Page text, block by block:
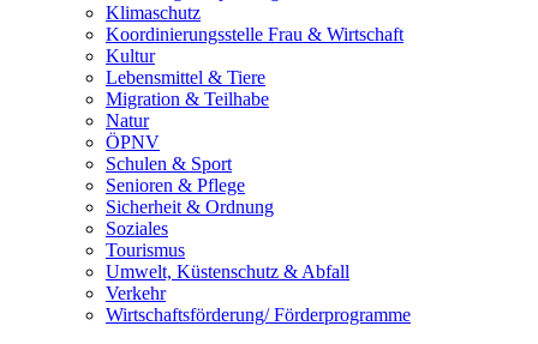
Klimaschutz
Koordinierungsstelle Frau & Wirtschaft
Kultur
Lebensmittel & Tiere
Migration & Teilhabe
Natur
ÖPNV
Schulen & Sport
Senioren & Pflege
Sicherheit & Ordnung
Soziales
Tourismus
Umwelt, Küstenschutz & Abfall
Verkehr
Wirtschaftsförderung/ Förderprogramme